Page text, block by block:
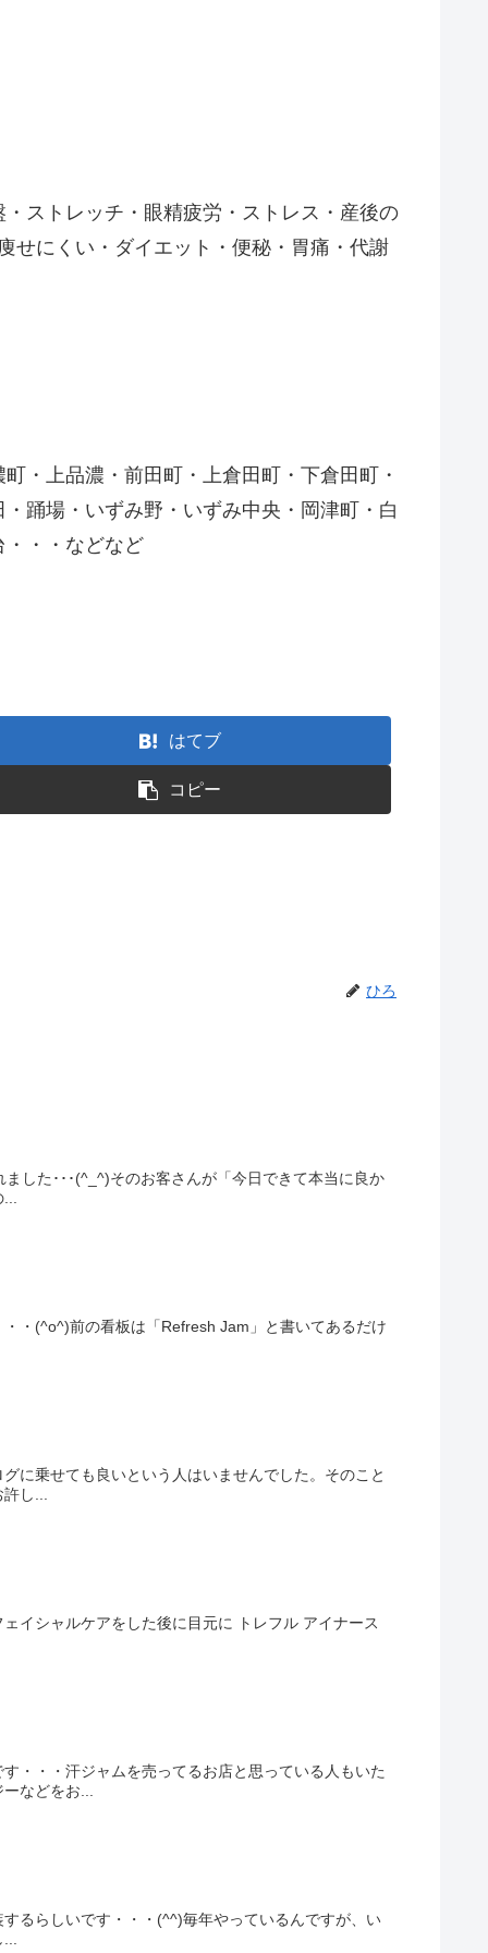
ストレッチ・眼精疲労・ストレス・産後の
せにくい・ダイエット・便秘・胃痛・代謝
・上品濃・前田町・上倉田町・下倉田町・
踊場・いずみ野・いずみ中央・岡津町・白
・・などなど
はてブ
コピー
ひろ
した･･･(^_^)そのお客さんが「今日できて本当に良か
・(^o^)前の看板は「Refresh Jam」と書いてあるだけ
に乗せても良いという人はいませんでした。そのこと
許し...
イシャルケアをした後に目元に トレフル アイナース
・・・汗ジャムを売ってるお店と思っている人もいた
などをお...
るらしいです・・・(^^)毎年やっているんですが、い
...